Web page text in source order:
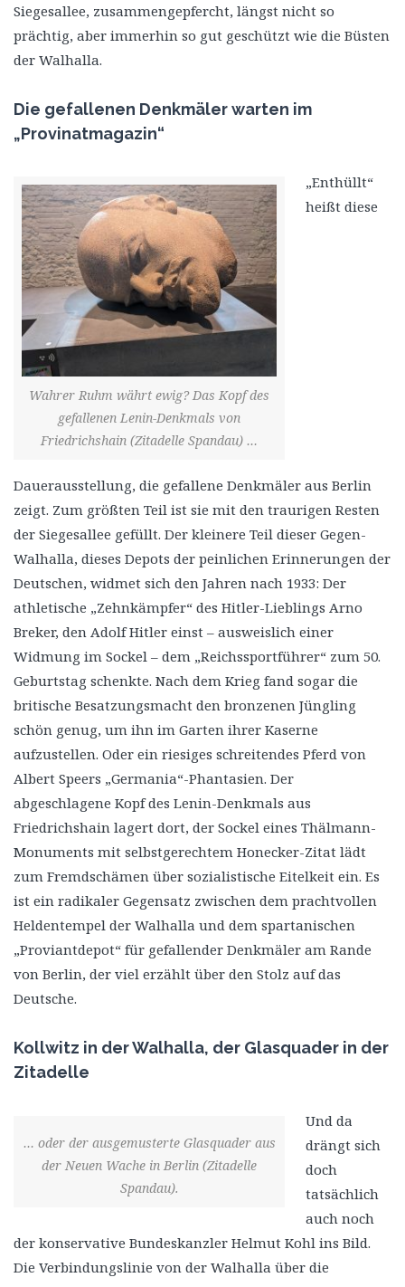
Siegesallee, zusammengepfercht, längst nicht so
prächtig, aber immerhin so gut geschützt wie die Büsten
der Walhalla.
Die gefallenen Denkmäler warten im
„Provinatmagazin“
Wahrer Ruhm währt ewig? Das Kopf des
gefallenen Lenin-Denkmals von
Friedrichshain (Zitadelle Spandau) …
„Enthüllt“
heißt diese
Dauerausstellung, die gefallene Denkmäler aus Berlin
zeigt. Zum größten Teil ist sie mit den traurigen Resten
der Siegesallee gefüllt. Der kleinere Teil dieser Gegen-
Walhalla, dieses Depots der peinlichen Erinnerungen der
Deutschen, widmet sich den Jahren nach 1933: Der
athletische „Zehnkämpfer“ des Hitler-Lieblings Arno
Breker, den Adolf Hitler einst – ausweislich einer
Widmung im Sockel – dem „Reichssportführer“ zum 50.
Geburtstag schenkte. Nach dem Krieg fand sogar die
britische Besatzungsmacht den bronzenen Jüngling
schön genug, um ihn im Garten ihrer Kaserne
aufzustellen. Oder ein riesiges schreitendes Pferd von
Albert Speers „Germania“-Phantasien. Der
abgeschlagene Kopf des Lenin-Denkmals aus
Friedrichshain lagert dort, der Sockel eines Thälmann-
Monuments mit selbstgerechtem Honecker-Zitat lädt
zum Fremdschämen über sozialistische Eitelkeit ein. Es
ist ein radikaler Gegensatz zwischen dem prachtvollen
Heldentempel der Walhalla und dem spartanischen
„Proviantdepot“ für gefallender Denkmäler am Rande
von Berlin, der viel erzählt über den Stolz auf das
Deutsche.
Kollwitz in der Walhalla, der Glasquader in der
Zitadelle
… oder der ausgemusterte Glasquader aus
der Neuen Wache in Berlin (Zitadelle
Spandau).
Und da
drängt sich
doch
tatsächlich
auch noch
der konservative Bundeskanzler Helmut Kohl ins Bild.
Die Verbindungslinie von der Walhalla über die